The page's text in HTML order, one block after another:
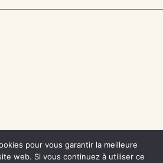
pour vous garantir la meilleure
web. Si vous continuez à utiliser ce